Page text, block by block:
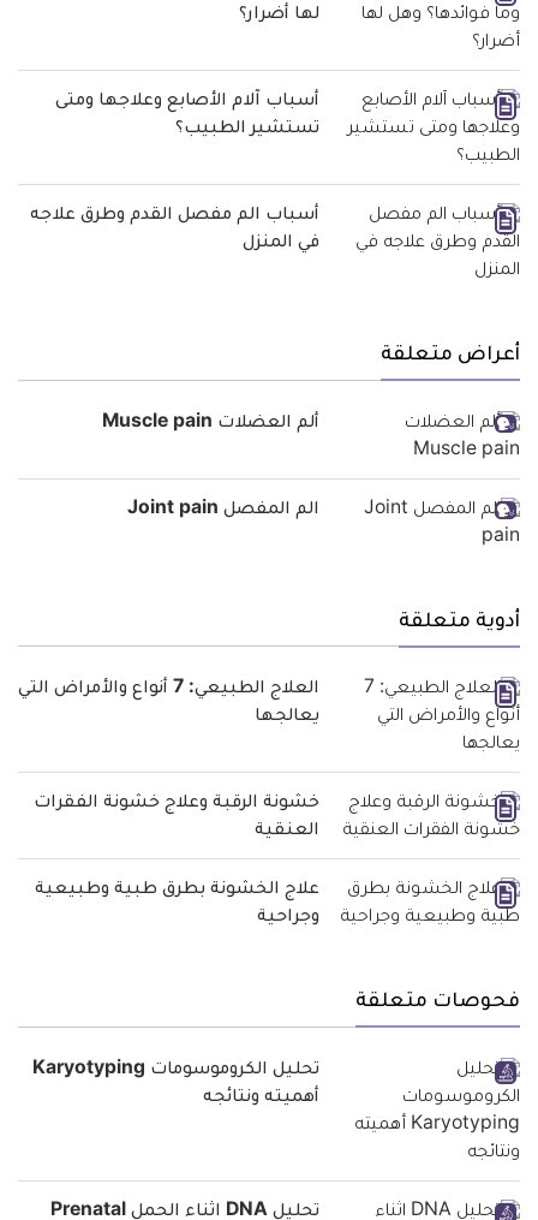
لها أضرار؟
أسباب آلام الأصابع وعلاجها ومتى
تستشير الطبيب؟
أسباب الم مفصل القدم وطرق علاجه
في المنزل
أعراض متعلقة
ألم العضلات Muscle pain
الم المفصل Joint pain
أدوية متعلقة
العلاج الطبيعي: 7 أنواع والأمراض التي
يعالجها
خشونة الرقبة وعلاج خشونة الفقرات
العنقية
علاج الخشونة بطرق طبية وطبيعية
وجراحية
فحوصات متعلقة
تحليل الكروموسومات Karyotyping
أهميته ونتائجه
تحليل DNA اثناء الحمل Prenatal